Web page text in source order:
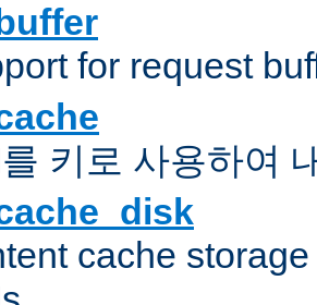
for request
키로 사용하여
cache